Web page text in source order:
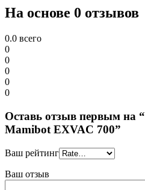
На основе 0 отзывов
0.0 всего
0
0
0
0
0
Оставь отзыв первым на
Mamibot EXVAC 700”
Ваш рейтинг
Ваш отзыв